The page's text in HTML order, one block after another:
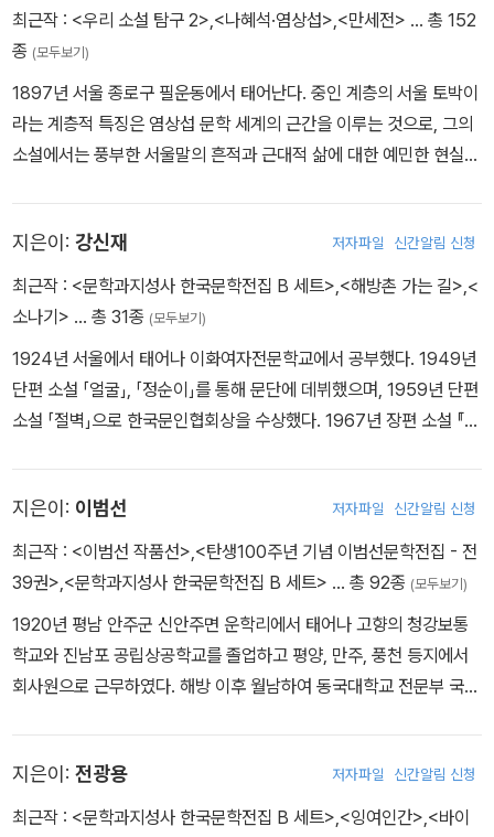
과 관련지어 생각해 볼 수 있다. 주지하다시피 계급/계층의 대립 구조
를 효과적으로 드러내기에는 시 장르보다는 소설 장르가 적합하다.
다시 말한다면, 각각의 계급/계층이 충돌하는 지점에서 사건을 구성
하고, 이로써 현실의 갈등을 긴박하게 제시하는 데 맞춤한 장르가 소
설이라는 것이다. 그가 계급 사상에 빠져들었던 것은 일본 유학 때다.
고등학원 문과 문학부에 입학했다. 이 시절 그는 독서회에 가입해 사
회과학 서적들을 탐독하는 한편, 이찬, 안막, 이원조 등과 교류하며 계
에 발기인으로 참여한 데서 알 수 있듯이, 김정한이 품었던 계급 사상
의 열도는 대단했다. 재일 조선인 예술 연구 단체인 동지사는 계급의
식으로 뭉친 단체였다. 일본 유학을 그만두게 된 계기도 계급 사상과
관련이 있다. 1932년 3학년 여름방학 때 귀향한 후 농민 조직 활성화
를 위해 사업을 펼치다가 경찰에 피검되었고, 이 사건으로 인해 9월
시 교사가 되어, 1933년 9월부터 남해공립보통학교에서 근무했고, 1
939년 5월에는 남해군 남명심상소학교로 발령받아 1940년 3월까
지 교직을 이어나갔다. 그가 소설가로 등단한 것은 교직 생활을 펼쳐
일보＞ 신춘문예 당선을 거머쥐었던 것. 비참한 농촌의 현실을 실감
나게 형상화한 한편, 이에 편승하는 타락한 불교계의 한 단면을 폭로
했다는 점에서 이 작품은 발표되자마자 큰 반향을 일으켰다. 뿐만 아
에 자각해 나간다는 관점은 다른 작가들과 크게 변별되는 요소였다.
그렇지만 이로 인해 고초를 겪기도 했다. ＜사하촌＞이 사찰을 비방
하는 소설이라고 하여 그는 장학사의 조사를 받았으며, 귀향했을 때
게 살아가는 하층민의 비참한 생활 실상을 특유의 해학적 수법으로
표현한 단편 〈봄과 따라지〉 〈가을〉 〈두꺼비〉 〈봄밤〉 〈이런 음악회〉 〈동
백꽃〉 〈야앵호〉 〈옥토끼〉 〈정조〉 〈슬픈 이야기〉와 수필 〈오월의 산골
짜기〉 〈어떠한 부인을 마지할까〉 〈전차가 희극을 낳아〉 〈길〉 〈행복을
등진 정열〉 〈밤이 조금만 짤렀드면〉 등을 발표하고 미완의 장편 〈생의
십여 편의 단편과 한 편의 미완성 장편, 두 편의 번역 소설, 열두 편의
수필과 편지와 일기 여섯 편 등 왕성한 창작 의욕을 보이다 지병인 폐
결핵에 시달리다 1937년 3월 29일 꽃다운 스물아홉의 나이로 요절
했다. 그의 유해는 친구, 형제, 조카들에 의해 화장한 후 한강에 뿌려
『조선중앙일보』에 「오감도」를 발표하였으나 독자들의 거센 반발로 1
5편 연재로 그만두게 된다. 1935년에는 성천을 기행하였으며, 이를
설』을 편집하였고, 「날개」를 발표하여 일약 문단의 총아로 떠올랐으
며, 「위독」·「동해」·「종생기」 등 뛰어난 작품들을 창작하였다. 10월에
동경으로 건너갔으며, 「실화」·「동경」 등을 창작하였다. 1937년 2월
불령선인으로 체포되었으며, 4월 17일 동경제대 부속병원에서 생을
마감하였다.
최근작 : <우리 소설 탐구 2>,<나혜석·염상섭>,<만세전> … 총 152
종 (모두보기)
1897년 서울 종로구 필운동에서 태어난다. 중인 계층의 서울 토박이
라는 계층적 특징은 염상섭 문학 세계의 근간을 이루는 것으로, 그의
소설에서는 풍부한 서울말의 흔적과 근대적 삶에 대한 예민한 현실
중위였던 맏형의 도움으로 교토(京都)부립 제2중학을 마치고 이후
게이오의숙대학(慶應義塾大學) 예과 1학기를 다니다 자퇴한다. 그
러던 중 조선에서 발생한 3·1 운동의 소식을 듣게 되고, 이에 3월 19
했으나 거사 직전 검거된다. 약 3개월간의 수감 후에는 요코하마의
복음(福音)인쇄소에 취직해 직공 노릇을 한다. 이 시기 경험한 양가
적 경험, 즉 ‘근대 그 자체로서의 일본(문학)에 대한 의식’과 ‘제국 일
본과 식민지 조선의 문제’는 이후 염상섭 문학 전반을 관통하는 핵심
적인 요소로 구체화된다. 1920년 1월 ≪동아일보≫ 기자로 임명된
다. 염상섭은 ≪폐허≫ 창간호 동인으로 활동하는 한편, 1920년 하반
기부터 1921년 봄까지 오산학교에서 교직 생활에 몸담기도 한다. 19
21년 ＜표본실의 청개구리＞를 발표하며 문단에 데뷔하고 문단의 주
목을 받는다. 1924년 ≪시대일보≫에 발표된 ≪만세전≫은 염상섭
문학의 전환점을 보여 주는 작품이다. 이러한 문학적 성취는 1926년
된 문제의식으로 나아간다. 일본 유학 중에도 염상섭은 꾸준히 작품
을 발표하고 있으며 일본인과 조선인이라는 민족적 정체성의 문제(혈
통, 혼혈)를 밀도 있게 다룬다. 1928년 2월 귀국해서 ≪이심≫, ≪광
지은이: 강신재 저자파일 신간알림 신청
최근작 : <문학과지성사 한국문학전집 B 세트>,<해방촌 가는 길>,<
소나기> … 총 31종 (모두보기)
1924년 서울에서 태어나 이화여자전문학교에서 공부했다. 1949년
단편 소설 「얼굴」, 「정순이」를 통해 문단에 데뷔했으며, 1959년 단편
소설 「절벽」으로 한국문인협회상을 수상했다. 1967년 장편 소설 『이
예술원상을 수상했다. 대한민국예술원의 정회원이자 한국소설가협회
대표 위원으로 활동했다. 2001년 숙환으로 별세했다. 『젊은 느티나
무』, 『파도』, 『황량한 날의 동화』, 『밤의 무지개』, 『간신의 처』, 『사랑
지은이: 이범선 저자파일 신간알림 신청
최근작 : <이범선 작품선>,<탄생100주년 기념 이범선문학전집 - 전
39권>,<문학과지성사 한국문학전집 B 세트> … 총 92종 (모두보기)
1920년 평남 안주군 신안주면 운학리에서 태어나 고향의 청강보통
학교와 진남포 공립상공학교를 졸업하고 평양, 만주, 풍천 등지에서
회사원으로 근무하였다. 해방 이후 월남하여 동국대학교 전문부 국문
로 돌아와서 대광고등학교 교사로 부임했으며, 1956년에 『현대문
학』에 단편 「암표」와 「일요일」이 김동리의 추천을 받아 등단하였다. 1
지은이: 전광용 저자파일 신간알림 신청
최근작 : <문학과지성사 한국문학전집 B 세트>,<잉여인간>,<바이